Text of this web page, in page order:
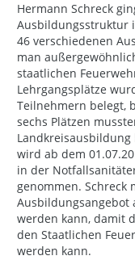
Hermann Schreck
Ausbildungsstruktur
46 verschiedenen
man
staatlichen
Lehrgangsplätze
Teilnehmern belegt,
sechs Plätzen
wird ab dem
in der
genommen. Schreck
Ausbildungsangebot
werden kann, damit
den Staatlichen
werden kann.